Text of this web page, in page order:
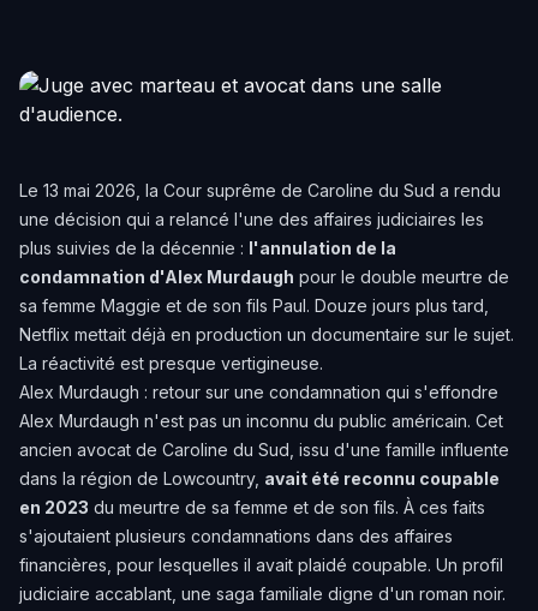
Le 13 mai 2026, la Cour suprême de Caroline du Sud a rendu
une décision qui a relancé l'une des affaires judiciaires les
plus suivies de la décennie : l'annulation de la
condamnation d'Alex Murdaugh pour le double meurtre de
sa femme Maggie et de son fils Paul. Douze jours plus tard,
Netflix mettait déjà en production un documentaire sur le sujet.
La réactivité est presque vertigineuse.
Alex Murdaugh : retour sur une condamnation qui s'effondre
Alex Murdaugh n'est pas un inconnu du public américain. Cet
ancien avocat de Caroline du Sud, issu d'une famille influente
dans la région de Lowcountry, avait été reconnu coupable
en 2023 du meurtre de sa femme et de son fils. À ces faits
s'ajoutaient plusieurs condamnations dans des affaires
financières, pour lesquelles il avait plaidé coupable. Un profil
judiciaire accablant, une saga familiale digne d'un roman noir.